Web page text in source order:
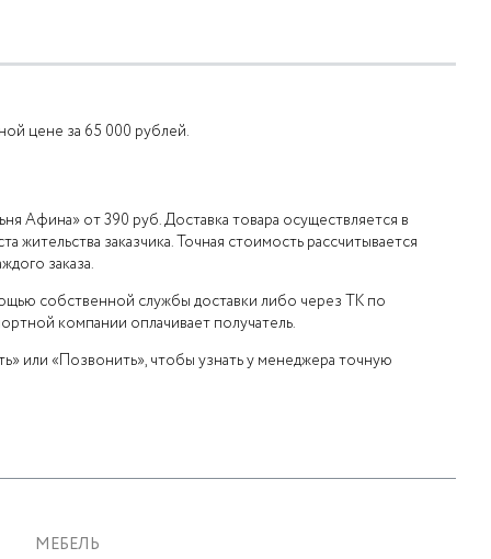
цене за 65 000 рублей.
Афина» от 390 руб. Доставка товара осуществляется в
заказчика. Точная стоимость рассчитывается
заказа.
собственной службы доставки либо через ТК по
компании оплачивает получатель.
или «Позвонить», чтобы узнать у менеджера точную
МЕБЕЛЬ